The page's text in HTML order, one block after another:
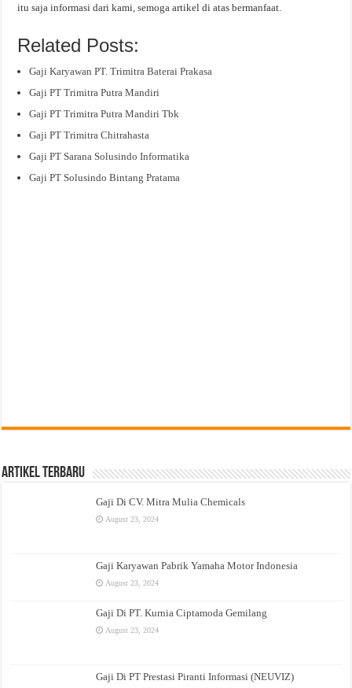
itu saja informasi dari kami, semoga artikel di atas bermanfaat.
Related Posts:
Gaji Karyawan PT. Trimitra Baterai Prakasa
Gaji PT Trimitra Putra Mandiri
Gaji PT Trimitra Putra Mandiri Tbk
Gaji PT Trimitra Chitrahasta
Gaji PT Sarana Solusindo Informatika
Gaji PT Solusindo Bintang Pratama
Artikel Terbaru
Gaji Di CV. Mitra Mulia Chemicals
August 23, 2024
Gaji Karyawan Pabrik Yamaha Motor Indonesia
August 23, 2024
Gaji Di PT. Kurnia Ciptamoda Gemilang
August 23, 2024
Gaji Di PT Prestasi Piranti Informasi (NEUVIZ)